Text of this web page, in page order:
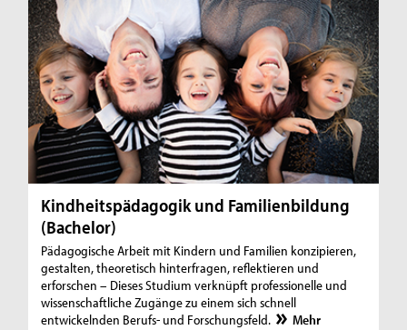
Kindheitspädagogik und Familienbildung
(Bachelor)
Pädagogische Arbeit mit Kindern und Familien konzipieren,
gestalten, theoretisch hinterfragen, reflektieren und
erforschen – Dieses Studium verknüpft professionelle und
wissenschaftliche Zugänge zu einem sich schnell
entwickelnden Berufs- und Forschungsfeld.
Mehr